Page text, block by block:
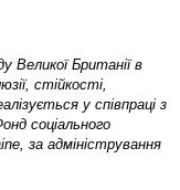
Великої Британії в
стійкості,
у співпраці з
соціального
за адміністрування